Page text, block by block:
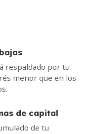
respaldado por tu
menor que en los
de capital
de tu